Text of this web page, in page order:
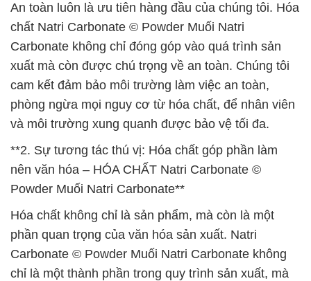
An toàn luôn là ưu tiên hàng đầu của chúng tôi. Hóa
chất Natri Carbonate © Powder Muối Natri
Carbonate không chỉ đóng góp vào quá trình sản
xuất mà còn được chú trọng về an toàn. Chúng tôi
cam kết đảm bảo môi trường làm việc an toàn,
phòng ngừa mọi nguy cơ từ hóa chất, để nhân viên
và môi trường xung quanh được bảo vệ tối đa.
**2. Sự tương tác thú vị: Hóa chất góp phần làm
nên văn hóa – HÓA CHẤT Natri Carbonate ©
Powder Muối Natri Carbonate**
Hóa chất không chỉ là sản phẩm, mà còn là một
phần quan trọng của văn hóa sản xuất. Natri
Carbonate © Powder Muối Natri Carbonate không
chỉ là một thành phần trong quy trình sản xuất, mà